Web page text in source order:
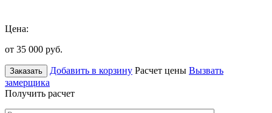
Цена:
от 35 000 руб.
Заказать Добавить в корзину Расчет цены Вызвать
замерщика
Получить расчет